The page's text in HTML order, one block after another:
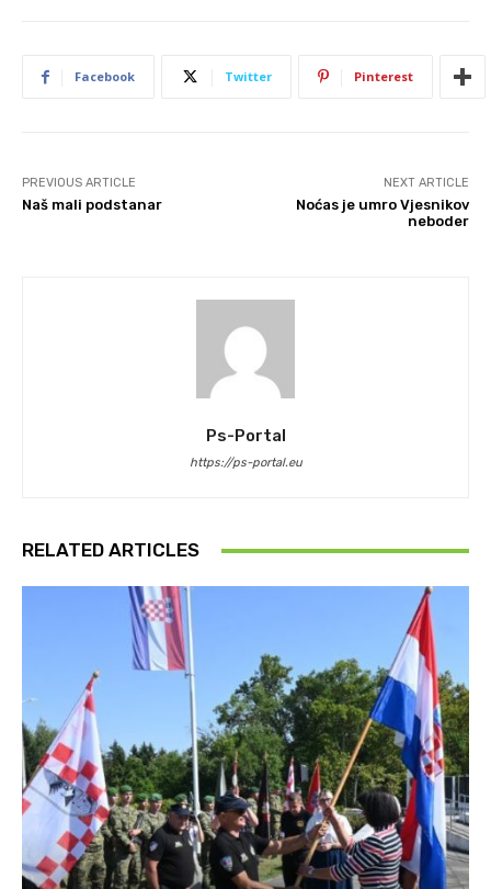
Facebook Twitter Pinterest
PREVIOUS ARTICLE
Naš mali podstanar
NEXT ARTICLE
Noćas je umro Vjesnikov
neboder
Ps-Portal
https://ps-portal.eu
RELATED ARTICLES